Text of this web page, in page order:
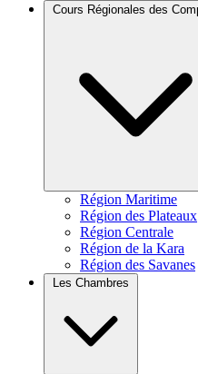
Région Maritime
Région des Plateaux
Région Centrale
Région de la Kara
Région des Savanes